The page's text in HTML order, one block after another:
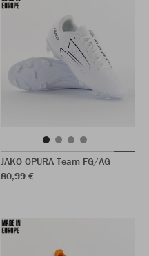
JAKO OPURA Team FG/AG
80,99 €